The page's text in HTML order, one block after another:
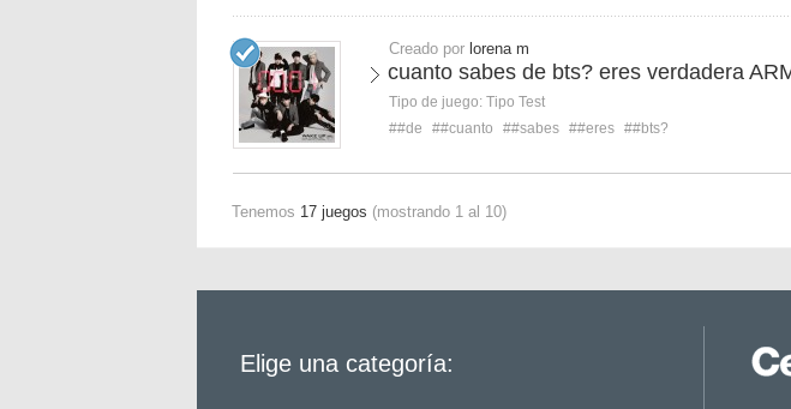
Creado por lorena m
cuanto sabes de bts? eres verdadera
Tipo de juego: Tipo Test
##de
##cuanto ##sabes ##eres ##bts?
Tenemos 17 juegos (mostrando 1 al 10)
Elige una categoría: